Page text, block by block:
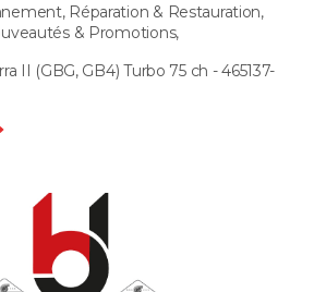
Réparation & Restauration,
& Promotions,
II (GBG, GB4) Turbo 75 ch - 465137-